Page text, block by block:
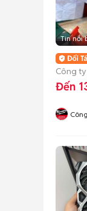
Tin nổi
Công ty
Đến